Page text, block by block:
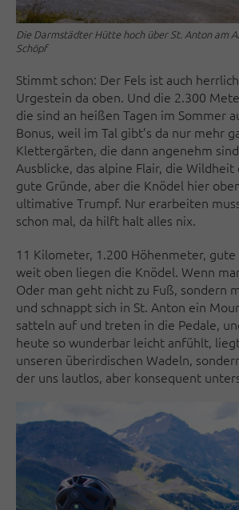
Die Darmstädter Hütte hoch über St. Anton am
Schöpf
Stimmt schon: Der Fels ist auch
Urgestein da oben. Und die 2.300
die sind an heißen Tagen im Sommer
Bonus, weil im Tal gibt’s da nur mehr
Klettergärten, die dann angenehm
Ausblicke, das alpine Flair, die Wildheit
gute Gründe, aber die Knödel hier
ultimative Trumpf. Nur erarbeiten
schon mal, da hilft halt alles nix.
11 Kilometer, 1.200 Höhenmeter, gute
weit oben liegen die Knödel. Wenn
Oder man geht nicht zu Fuß, sondern
und schnappt sich in St. Anton ein
satteln auf und treten in die Pedale,
heute so wunderbar leicht anfühlt,
unseren überirdischen Wadeln,
der uns lautlos, aber konsequent